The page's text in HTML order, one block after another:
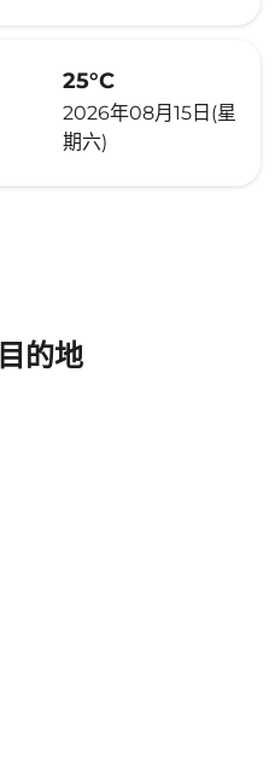
25°C
2026年08月15日(星
期六)
的地